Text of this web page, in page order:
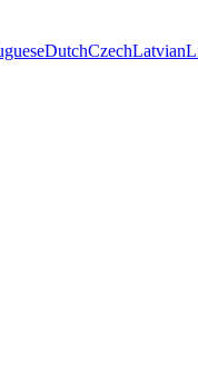
DutchCzechLatvian